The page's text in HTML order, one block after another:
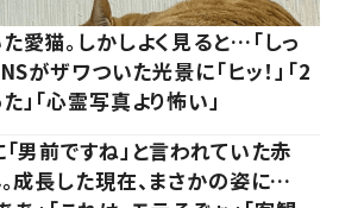
愛猫。しかしよく見ると…「しっ
がザワついた光景に「ヒッ！」「2
」「心霊写真より怖い」
男前ですね」と言われていた赤
成長した現在、まさかの姿に…